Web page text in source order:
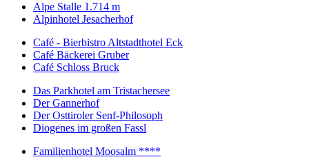
Alpe Stalle 1.714 m
Alpinhotel Jesacherhof
Café - Bierbistro Altstadthotel Eck
Café Bäckerei Gruber
Café Schloss Bruck
Das Parkhotel am Tristachersee
Der Gannerhof
Der Osttiroler Senf-Philosoph
Diogenes im großen Fassl
Familienhotel Moosalm ****